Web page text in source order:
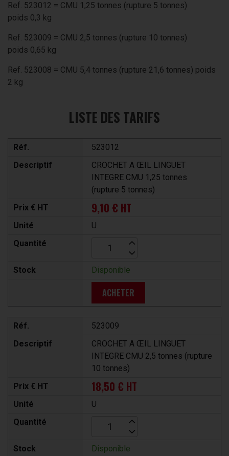
Ref. 523012 = CMU 1,25 tonnes (rupture 5 tonnes)
poids 0,3 kg
Ref. 523009 = CMU 2,5 tonnes (rupture 10 tonnes)
poids 0,65 kg
Ref. 523008 = CMU 5,4 tonnes (rupture 21,6 tonnes) poids
2 kg
LISTE DES TARIFS
Réf.
523012
Descriptif
CROCHET A ŒIL LINGUET
INTEGRE CMU 1,25 tonnes
(rupture 5 tonnes)
Prix € HT
9,10 € HT
Unité
U
Quantité
Stock Disponible
ACHETER
Réf.
523009
Descriptif
CROCHET A ŒIL LINGUET
INTEGRE CMU 2,5 tonnes (rupture
10 tonnes)
Prix € HT
18,50 € HT
Unité
U
Quantité
Stock Disponible